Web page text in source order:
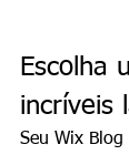
Escolha
incríveis
Seu Wix